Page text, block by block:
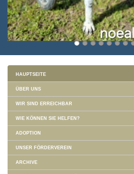
HAUPTSEITE
ÜBER UNS
WIR SIND ERREICHBAR
WIE KÖNNEN SIE HELFEN?
ADOPTION
UNSER FÖRDERVEREIN
ARCHIVE